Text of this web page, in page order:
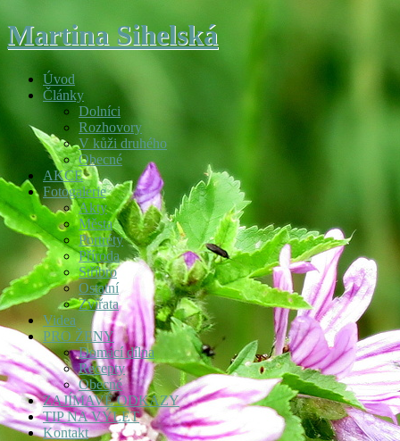
Martina Sihelská
Úvod
Články
Dolníci
Rozhovory
V kůži druhého
Obecné
AKCE
Fotogalerie
Akty
Města
Portréty
Příroda
Stříbro
Ostatní
Zvířata
Videa
PRO ŽENY
Domácí dílna
Recepty
Obecné
ZAJÍMAVÉ ODKAZY
TIP NA VÝLET
Kontakt